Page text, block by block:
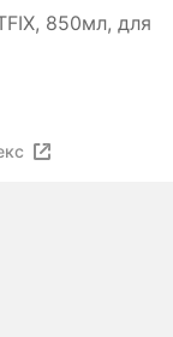
850мл, для